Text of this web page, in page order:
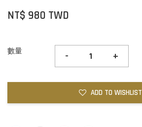
NT$ 980 TWD
數量 - +
ADD TO WISHLIST